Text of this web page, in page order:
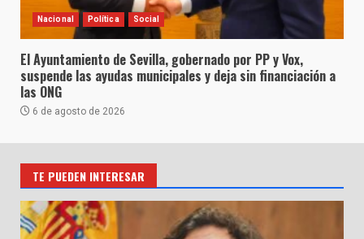
Nacional Política Social
El Ayuntamiento de Sevilla, gobernado por PP y Vox,
suspende las ayudas municipales y deja sin financiación a
las ONG
6 de agosto de 2026
TE PUEDEN INTERESAR